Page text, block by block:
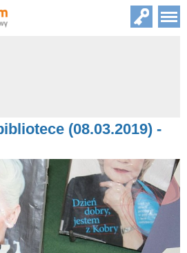
(08.03.2019) -